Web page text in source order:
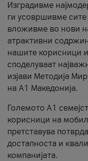
Изградивме
ги усовршивме
вложивме во нови
атрактивни
нашите корисници
споделуваат
изјави Методија
на А1 Македонија.
Големото А1
корисници на
претставува
достапноста и
компанијата.